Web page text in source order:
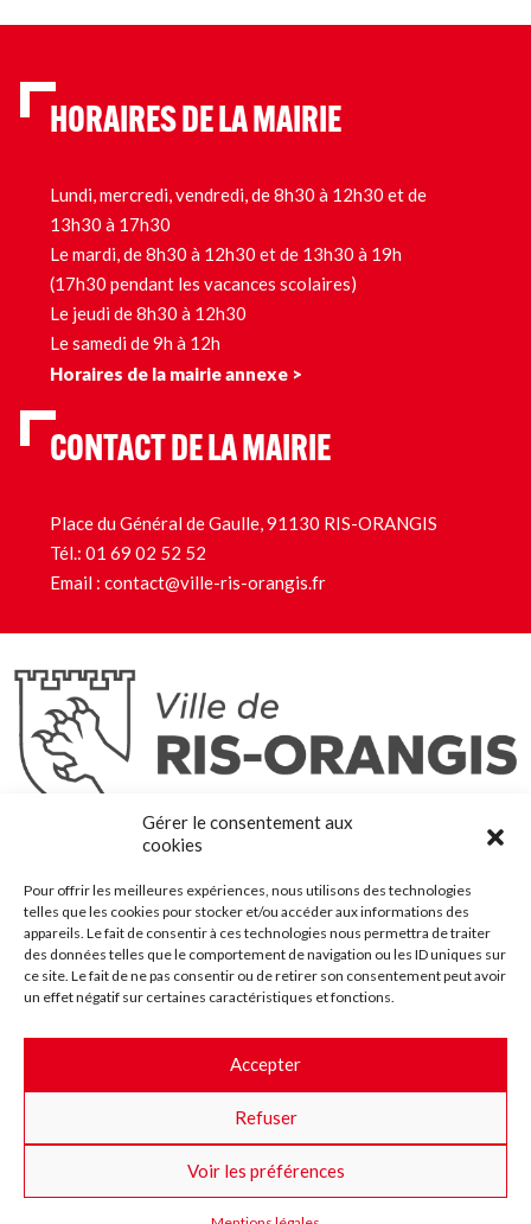
Gérer le consentement aux
cookies
Pour offrir les meilleures expériences, nous utilisons des technologies
telles que les cookies pour stocker et/ou accéder aux informations des
appareils. Le fait de consentir à ces technologies nous permettra de traiter
des données telles que le comportement de navigation ou les ID uniques sur
ce site. Le fait de ne pas consentir ou de retirer son consentement peut avoir
un effet négatif sur certaines caractéristiques et fonctions.
Accepter
Refuser
Voir les préférences
HORAIRES DE LA MAIRIE
Lundi, mercredi, vendredi, de 8h30 à 12h30 et de
13h30 à 17h30
Le mardi, de 8h30 à 12h30 et de 13h30 à 19h
(17h30 pendant les vacances scolaires)
Le jeudi de 8h30 à 12h30
Le samedi de 9h à 12h
Horaires de la mairie annexe >
CONTACT DE LA MAIRIE
Place du Général de Gaulle, 91130 RIS-ORANGIS
Tél.: 01 69 02 52 52
Email : contact@ville-ris-orangis.fr
Ris-Orangis
@2022 — Tous droits réservés
Plan du site
Contact
Accessibilité
Crédits
Les marchés publics
Suggestions & Améliorations
Facebook
InstaTwitterYoutube